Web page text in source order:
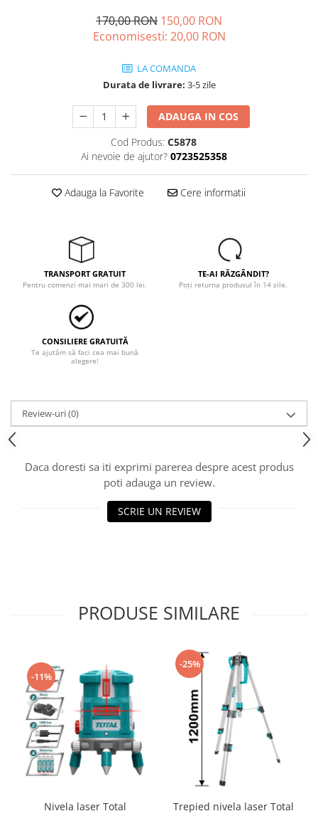
Masini de gaurit si insurubat
Masini de slefuit si rindeluit
Masini multifunctionale
Polizoare unghiulare
Scule electrice de banc
Suflante aer cald si aspiratoare
Salopetă cu pieptar
îmbrăcăminte unică folosinţă
Industria Alimentară
Accesorii industria alimentară
Protecţie ignifugă
Pantaloni
Salopete cu pieptar
îmbrăcăminte pentru damă
Vizibilitate înalta hi-vis
îmbrăcăminte asistente/doctori
îmbrăcăminte bucătari
înaltă vizibilitate hi-vis
170,00 RON 150,00 RON
Economisesti: 20,00 RON
LA COMANDA
Durata de livrare: 3-5 zile
ADAUGA IN COS
Cod Produs: C5878
Ai nevoie de ajutor? 0723525358
Adauga la Favorite Cere informatii
TRANSPORT GRATUIT
Pentru comenzi mai mari de 300 lei.
TE-AI RĂZGÂNDIT?
Poți returna produsul în 14 zile.
CONSILIERE GRATUITĂ
Te ajutăm să faci cea mai bună
alegere!
Review-uri(0)
Daca doresti sa iti exprimi parerea despre acest produs
poti adauga un review.
SCRIE UN REVIEW
PRODUSE SIMILARE
-11%
Nivela laser Total
-25%
Trepied nivela laser Total